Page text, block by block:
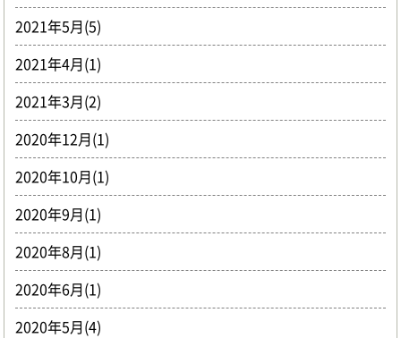
2021年5月(5)
2021年4月(1)
2021年3月(2)
2020年12月(1)
2020年10月(1)
2020年9月(1)
2020年8月(1)
2020年6月(1)
2020年5月(4)